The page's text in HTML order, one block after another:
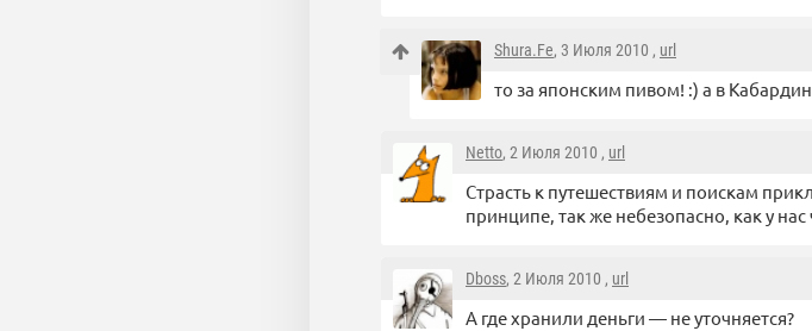
Shura.Fe, 3 Июля 2010 , url
то за японским пивом! :) а в
Netto, 2 Июля 2010 , url
Страсть к путешествиям и поискам
принципе, так же небезопасно, как у
Dboss, 2 Июля 2010 , url
А где хранили деньги — не уточняется?